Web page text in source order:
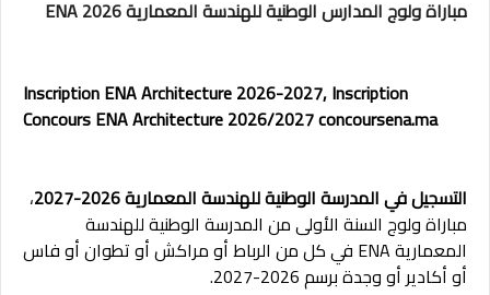
مباراة ولوج المدارس الوطنية للهندسة المعمارية ENA 2026
Inscription ENA Architecture 2026-2027, Inscription
Concours ENA Architecture 2026/2027 concoursena.ma
التسجيل في المدرسة الوطنية للهندسة المعمارية 2026-2027
،
مباراة ولوج السنة الأولى من المدرسة الوطنية للهندسة
المعمارية ENA في كل من الرباط أو مراكش أو تطوان أو فاس
أو أكادير أو وجدة برسم 2026-2027.